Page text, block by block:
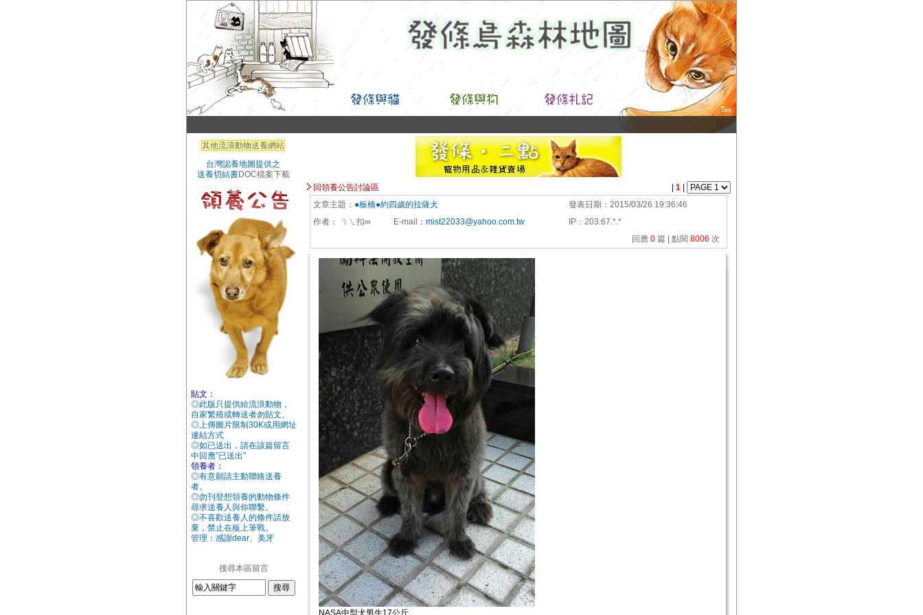
其他流浪動物送養網站
台灣認養地圖提供之
送養切結書DOC檔案下載
貼文：
◎此版只提供給流浪動物，
自家繁殖或轉送者勿貼文。
◎上傳圖片限制30K或用網址
連結方式
◎如已送出，請在該篇留言
中回應”已送出”
領養者：
◎有意願請主動聯絡送養
者。
◎勿刊登想領養的動物條件
尋求送養人與你聯繫。
◎不喜歡送養人的條件請放
棄，禁止在板上筆戰。
管理：感謝dear、美牙
搜尋本區留言
回領養公告討論區 1
文章主題： ●板橋●約四歲的拉薩犬 發表日期： 2015/03/26 19:36:46
作者：
ㄋㄟ扣∞ E-mail ： mist22033@yahoo.com.tw IP ： 203.67.*.*
回應 0 篇 | 點閱 8006 次
NASA中型犬男生17公斤。